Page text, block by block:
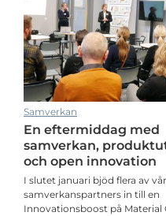
Samverkan
En eftermiddag med
samverkan,
och open innovation
I slutet januari bjöd flera av
samverkanspartners in till en
Innovationsboost på Material